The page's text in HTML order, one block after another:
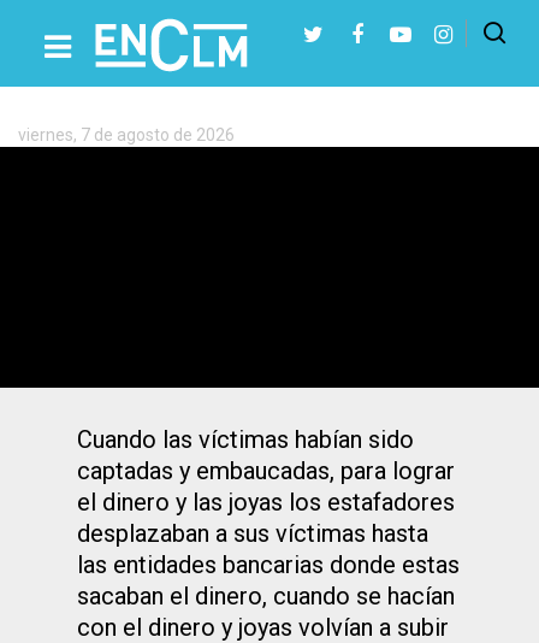
Etiqueta:
Seseña
Presiona Intro para buscar o ESC para cerrar
viernes, 7 de agosto de 2026
Cuando las víctimas habían sido
captadas y embaucadas, para lograr
el dinero y las joyas los estafadores
desplazaban a sus víctimas hasta
las entidades bancarias donde estas
sacaban el dinero, cuando se hacían
con el dinero y joyas volvían a subir